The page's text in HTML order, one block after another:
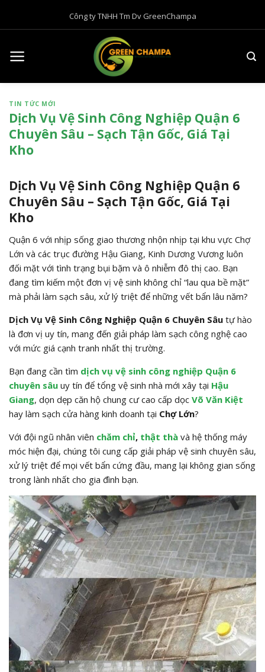
Công ty TNHH Tm Dv GreenChampa
TIN TỨC MỚI
Dịch Vụ Vệ Sinh Công Nghiệp Quận 6
Chuyên Sâu – Sạch Tận Gốc, Giá Tại
Kho
Dịch Vụ Vệ Sinh Công Nghiệp Quận 6
Chuyên Sâu – Sạch Tận Gốc, Giá Tại
Kho
Quận 6 với nhịp sống giao thương nhộn nhịp tại khu vực Chợ
Lớn và các trục đường Hậu Giang, Kinh Dương Vương luôn
đối mặt với tình trạng bụi bặm và ô nhiễm đô thị cao. Bạn
đang tìm kiếm một đơn vị vệ sinh không chỉ “lau qua bề mặt”
mà phải làm sạch sâu, xử lý triệt để những vết bẩn lâu năm?
Dịch Vụ Vệ Sinh Công Nghiệp Quận 6 Chuyên Sâu tự hào
là đơn vị uy tín, mang đến giải pháp làm sạch công nghệ cao
với mức giá cạnh tranh nhất thị trường.
Bạn đang cần tìm dịch vụ vệ sinh công nghiệp Quận 6
chuyên sâu uy tín để tổng vệ sinh nhà mới xây tại Hậu
Giang, dọn dẹp căn hộ chung cư cao cấp dọc Võ Văn Kiệt
hay làm sạch cửa hàng kinh doanh tại Chợ Lớn?
Với đội ngũ nhân viên chăm chỉ, thật thà và hệ thống máy
móc hiện đại, chúng tôi cung cấp giải pháp vệ sinh chuyên sâu,
xử lý triệt để mọi vết bẩn cứng đầu, mang lại không gian sống
trong lành nhất cho gia đình bạn.